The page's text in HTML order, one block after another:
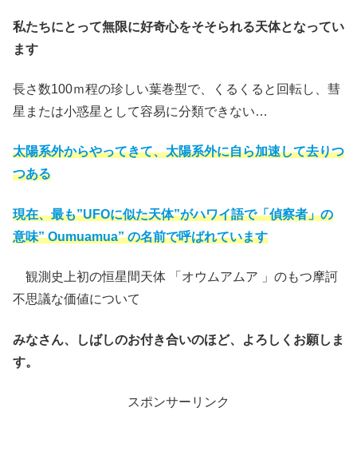
私たちにとって無限に好奇心をそそられる天体となってい
ます
長さ数100ｍ程の珍しい葉巻型で、くるくると回転し、彗
星または小惑星として容易に分類できない…
太陽系外からやってきて、太陽系外に自ら加速して去りつ
つある
現在、最も”UFOに似た天体”がハワイ語で「偵察者」の
意味” Oumuamua” の名前で呼ばれています
観測史上初の恒星間天体 「オウムアムア 」のもつ摩訶
不思議な価値について
みなさん、しばしのお付き合いのほど、よろしくお願しま
す。
スポンサーリンク